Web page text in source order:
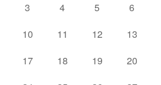
3
4 5 6
10
11 12 13
17
18 19 20